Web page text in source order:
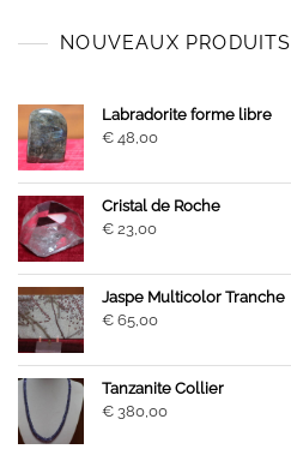
NOUVEAUX PRODUITS
Labradorite forme libre
€ 48,00
Cristal de Roche
€ 23,00
Jaspe Multicolor Tranche
€ 65,00
Tanzanite Collier
€ 380,00